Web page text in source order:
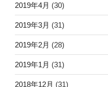
2019年4月 (30)
2019年3月 (31)
2019年2月 (28)
2019年1月 (31)
2018年12月 (31)